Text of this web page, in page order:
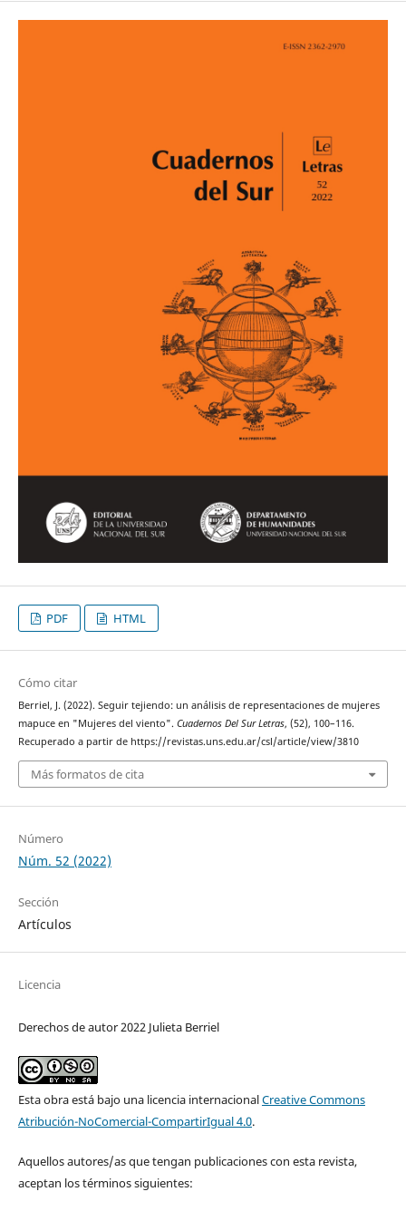
PDF HTML
Cómo citar
Berriel, J. (2022). Seguir tejiendo: un análisis de representaciones de mujeres
mapuce en "Mujeres del viento". Cuadernos Del Sur Letras, (52), 100–116.
Recuperado a partir de https://revistas.uns.edu.ar/csl/article/view/3810
Más formatos de cita
Número
Núm. 52 (2022)
Sección
Artículos
Licencia
Derechos de autor 2022 Julieta Berriel
Esta obra está bajo una licencia internacionalCreative Commons
Atribución-NoComercial-CompartirIgual 4.0.
Aquellos autores/as que tengan publicaciones con esta revista,
aceptan los términos siguientes: